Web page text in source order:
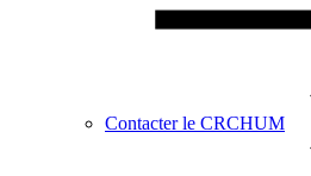
Contacter le CRCHUM